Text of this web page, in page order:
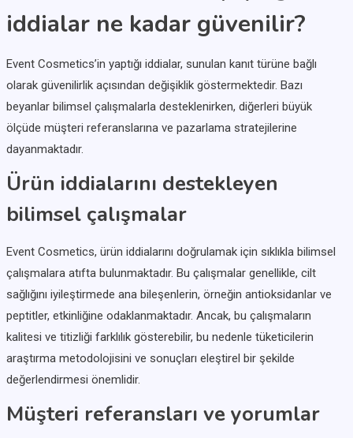
iddialar ne kadar güvenilir?
Event Cosmetics’in yaptığı iddialar, sunulan kanıt türüne bağlı
olarak güvenilirlik açısından değişiklik göstermektedir. Bazı
beyanlar bilimsel çalışmalarla desteklenirken, diğerleri büyük
ölçüde müşteri referanslarına ve pazarlama stratejilerine
dayanmaktadır.
Ürün iddialarını destekleyen
bilimsel çalışmalar
Event Cosmetics, ürün iddialarını doğrulamak için sıklıkla bilimsel
çalışmalara atıfta bulunmaktadır. Bu çalışmalar genellikle, cilt
sağlığını iyileştirmede ana bileşenlerin, örneğin antioksidanlar ve
peptitler, etkinliğine odaklanmaktadır. Ancak, bu çalışmaların
kalitesi ve titizliği farklılık gösterebilir, bu nedenle tüketicilerin
araştırma metodolojisini ve sonuçları eleştirel bir şekilde
değerlendirmesi önemlidir.
Müşteri referansları ve yorumlar